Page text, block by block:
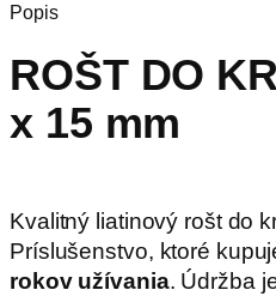
Popis
ROŠT DO
x 15 mm
Kvalitný liatinový rošt do
Príslušenstvo, ktoré
rokov užívania. Údržba